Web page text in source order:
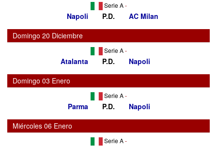
Serie A -
Napoli P.D.
AC Milan
Domingo 20 Diciembre
Serie A -
Atalanta P.D.
Napoli
Domingo 03 Enero
Serie A -
Parma P.D.
Napoli
Miércoles 06 Enero
Serie A -